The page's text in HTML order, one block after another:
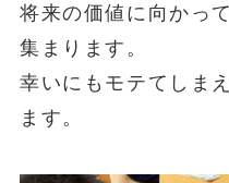
将来の価値に向かっ
集まります。
幸いにもモテてしま
ます。